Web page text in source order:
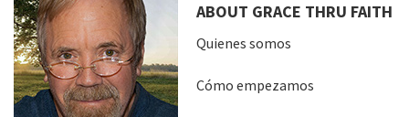
ABOUT GRACE THRU FAITH
Quienes somos
Cómo empezamos